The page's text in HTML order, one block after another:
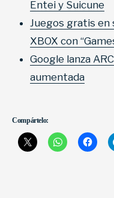
Entei y Suicune
Juegos gratis en
XBOX con
Google lanza
aumentada
Compártelo: